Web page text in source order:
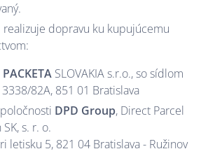
realizuje dopravu ku kupujúcemu
PACKETA SLOVAKIA s.r.o., so sídlom
82A, 851 01 Bratislava
DPD Group, Direct Parcel
s. r. o.
letisku 5, 821 04 Bratislava - Ružinov